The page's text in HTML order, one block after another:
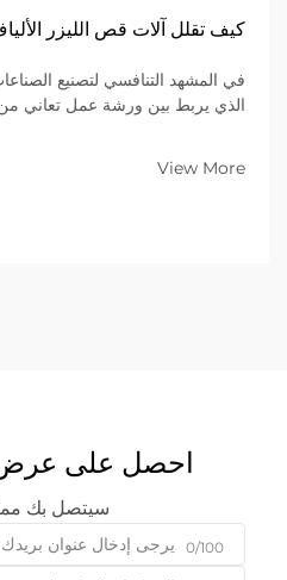
كيف تقلل آلات قص الليزر
في المشهد التنافسي لتصنيع
الذي يربط بين ورشة عمل تعاني
أرضية المصنع تُحدِّد...
View More
احصل على
سيتصل بك
0/100